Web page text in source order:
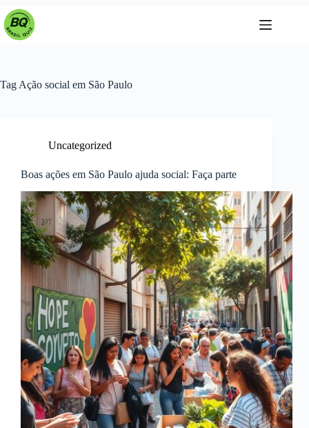
Pular
para
Tag Ação social em São Paulo
Uncategorized
Boas ações em São Paulo ajuda social: Faça parte